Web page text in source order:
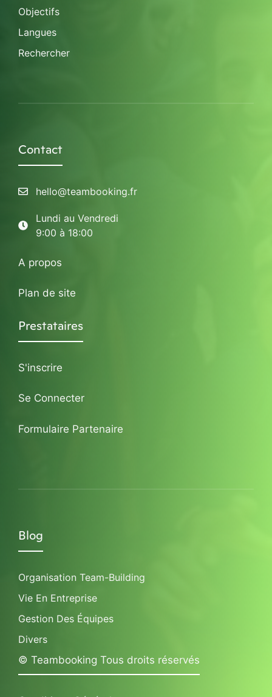
Objectifs
Langues
Rechercher
Contact
hello@teambooking.fr
Lundi au Vendredi
9:00 à 18:00
A propos
Plan de site
Prestataires
S'inscrire
Se Connecter
Formulaire Partenaire
Blog
Organisation Team-Building
Vie En Entreprise
Gestion Des Équipes
Divers
© Teambooking Tous droits réservés